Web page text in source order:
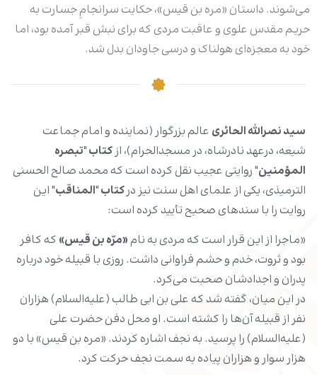
می‌شوند. داستان «مره بن قیس»، حکایت سرانجامِ جسارت به
حریم مقدس علوی و عاقبت مردی که برای نبش قبر آمده بود، اما
خود به معجزه‌ای هولناک و درسی جاودان بدل شد.
سید نصرالله الحائری عالم بزرگوار (نماینده و امام جماعت
شیعه، درعهد نادرشاه، در مسجدالحرام)، ازکتاب "تبصره
المؤمنین"روایتی عجیب نقل کرده است که محمد صالح الحسنی
الترمیذی، یکی از علمای اهل سنت نیز درکتاب "المناقب"این
روایت را با سندهای صحیح تأیید کرده است:
«ماجرا از این قرار است که مردی به نام «مرّه بن قیس» که کافر
بود و ثروت، خدم و حشم فراوانی داشت. روزی با قبیله خود درباره
پدران و اجدادشان صحبت می‌کرد.
در این میان، گفته شد که علی بن ابی طالب (علیه‌السلام) هزاران
نفر از قبیله آن‌ها را کشته است. او محل دفن حضرت علی
(علیه‌السلام) را پرسید. به نجف اشاره کردند. «مره بن قیس» با دو
هزار سوار و هزاران پیاده به سمت نجف حرکت کرد.